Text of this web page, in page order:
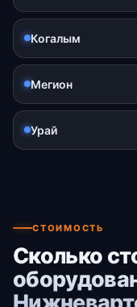
Когалым
Мегион
Урай
СТОИМОСТЬ
Сколько